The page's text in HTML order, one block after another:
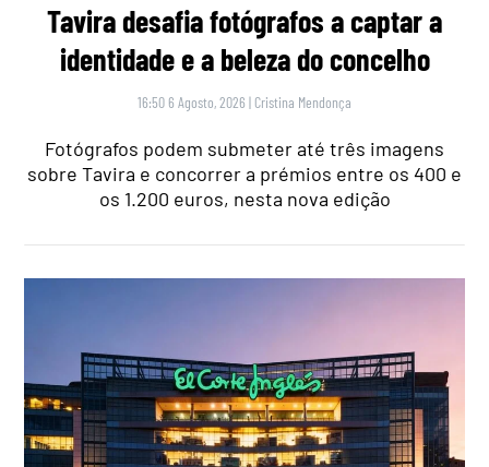
Tavira desafia fotógrafos a captar a
identidade e a beleza do concelho
16:50 6 Agosto, 2026 | Cristina Mendonça
Fotógrafos podem submeter até três imagens
sobre Tavira e concorrer a prémios entre os 400 e
os 1.200 euros, nesta nova edição